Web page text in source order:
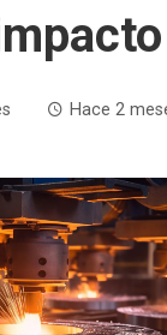
Hace 2